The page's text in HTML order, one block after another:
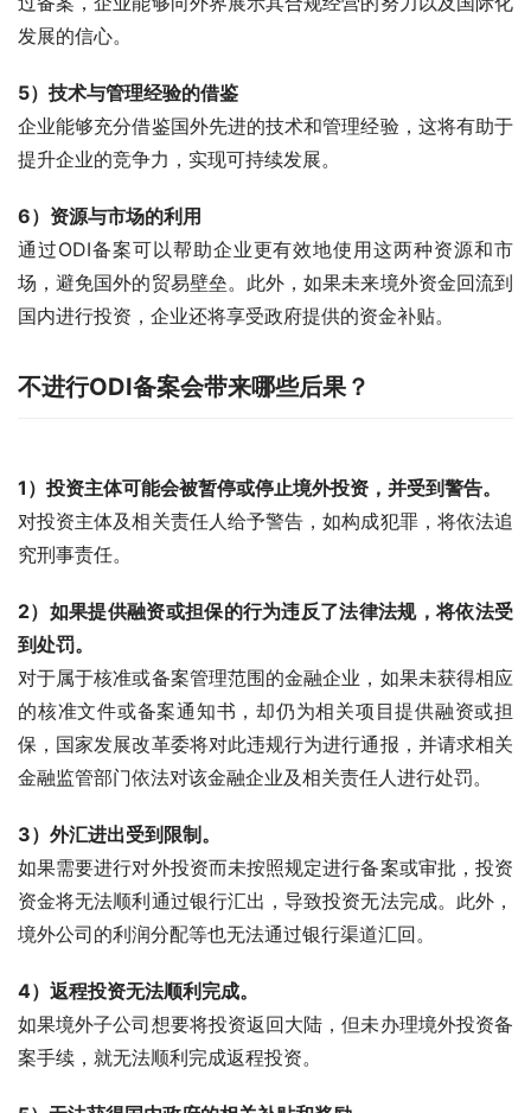
发展的信心。
5）技术与管理经验的借鉴
企业能够充分借鉴国外先进的技术和管理经验，这将有助于
提升企业的竞争力，实现可持续发展。
6）资源与市场的利用
通过ODI备案可以帮助企业更有效地使用这两种资源和市
场，避免国外的贸易壁垒。此外，如果未来境外资金回流到
国内进行投资，企业还将享受政府提供的资金补贴。
不进行ODI备案会带来哪些后果？
1）投资主体可能会被暂停或停止境外投资，并受到警告。
对投资主体及相关责任人给予警告，如构成犯罪，将依法追
究刑事责任。
2）如果提供融资或担保的行为违反了法律法规，将依法受
到处罚。
对于属于核准或备案管理范围的金融企业，如果未获得相应
的核准文件或备案通知书，却仍为相关项目提供融资或担
保，国家发展改革委将对此违规行为进行通报，并请求相关
金融监管部门依法对该金融企业及相关责任人进行处罚。
3）外汇进出受到限制。
如果需要进行对外投资而未按照规定进行备案或审批，投资
资金将无法顺利通过银行汇出，导致投资无法完成。此外，
境外公司的利润分配等也无法通过银行渠道汇回。
4）返程投资无法顺利完成。
如果境外子公司想要将投资返回大陆，但未办理境外投资备
案手续，就无法顺利完成返程投资。